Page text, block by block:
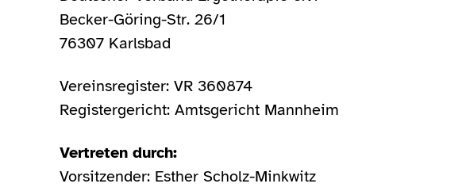
Becker-Göring-Str. 26/1
76307 Karlsbad
Vereinsregister: VR 360874
Registergericht: Amtsgericht Mannheim
Vertreten durch:
Vorsitzender: Esther Scholz-Minkwitz